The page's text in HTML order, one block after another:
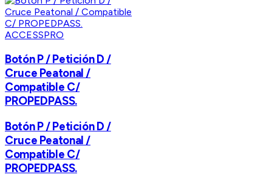
ACCESSPRO
Botón P / Petición D /
Cruce Peatonal /
Compatible C/
PROPEDPASS.
Botón P / Petición D /
Cruce Peatonal /
Compatible C/
PROPEDPASS.